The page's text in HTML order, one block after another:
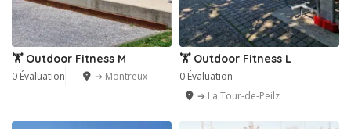
🏋️ Outdoor Fitness M
0 Évaluation ➔ Montreux
🏋️ Outdoor Fitness L
0 Évaluation
➔ La Tour-de-Peilz